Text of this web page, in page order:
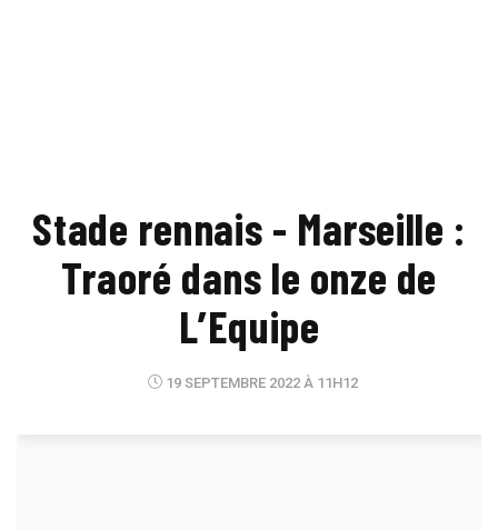
Stade rennais - Marseille :
Traoré dans le onze de
L’Equipe
19 SEPTEMBRE 2022 À 11H12